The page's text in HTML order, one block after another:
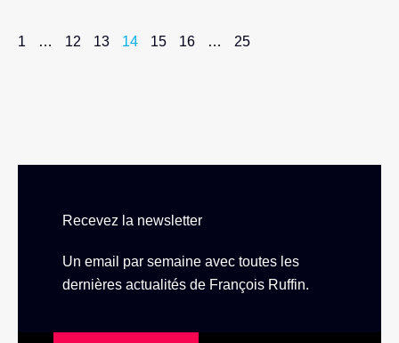
1 … 12 13 14 15 16 … 25
Recevez la newsletter
Un email par semaine avec toutes les
dernières actualités de François Ruffin.